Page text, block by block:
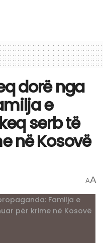
dorë nga
e
serb të
në Kosovë
AA